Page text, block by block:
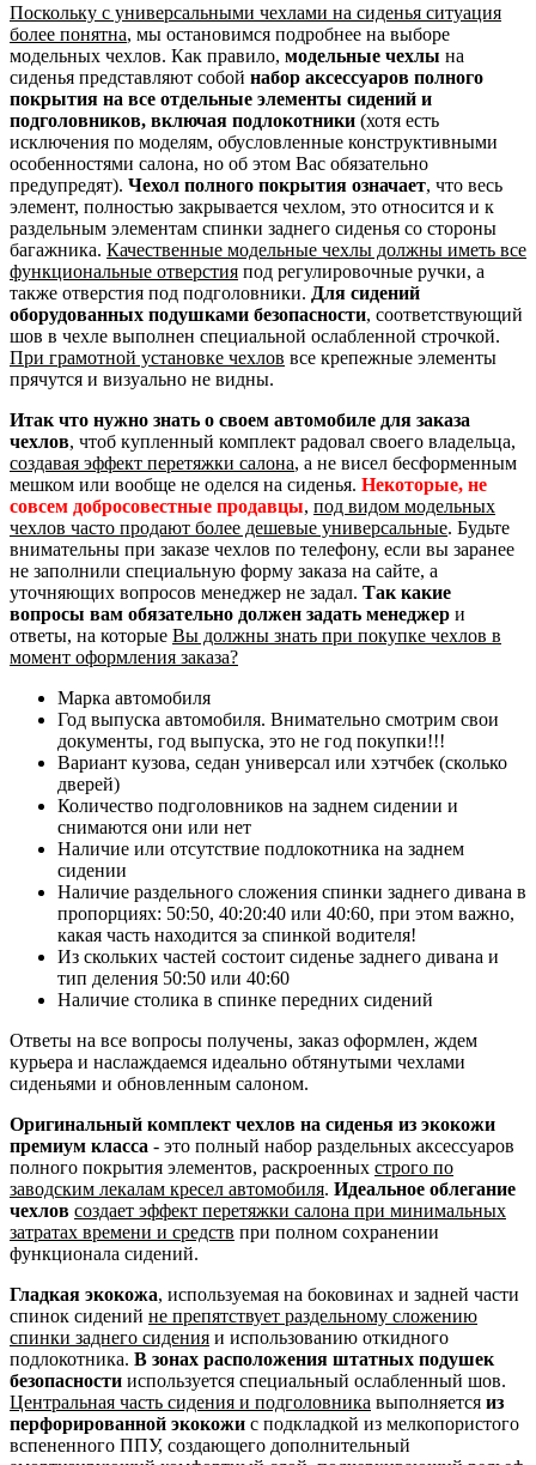
Поскольку с универсальными чехлами на сиденья ситуация
более понятна, мы остановимся подробнее на выборе
модельных чехлов. Как правило, модельные чехлы на
сиденья представляют собой набор аксессуаров полного
покрытия на все отдельные элементы сидений и
подголовников, включая подлокотники (хотя есть
исключения по моделям, обусловленные конструктивными
особенностями салона, но об этом Вас обязательно
предупредят). Чехол полного покрытия означает, что весь
элемент, полностью закрывается чехлом, это относится и к
раздельным элементам спинки заднего сиденья со стороны
багажника. Качественные модельные чехлы должны иметь все
функциональные отверстия под регулировочные ручки, а
также отверстия под подголовники. Для сидений
оборудованных подушками безопасности, соответствующий
шов в чехле выполнен специальной ослабленной строчкой.
При грамотной установке чехлов все крепежные элементы
прячутся и визуально не видны.
Итак что нужно знать о своем автомобиле для заказа
чехлов, чтоб купленный комплект радовал своего владельца,
создавая эффект перетяжки салона, а не висел бесформенным
мешком или вообще не оделся на сиденья. Некоторые, не
совсем добросовестные продавцы, под видом модельных
чехлов часто продают более дешевые универсальные. Будьте
внимательны при заказе чехлов по телефону, если вы заранее
не заполнили специальную форму заказа на сайте, а
уточняющих вопросов менеджер не задал. Так какие
вопросы вам обязательно должен задать менеджер и
ответы, на которые Вы должны знать при покупке чехлов в
момент оформления заказа?
Марка автомобиля
Год выпуска автомобиля. Внимательно смотрим свои
документы, год выпуска, это не год покупки!!!
Вариант кузова, седан универсал или хэтчбек (сколько
дверей)
Количество подголовников на заднем сидении и
снимаются они или нет
Наличие или отсутствие подлокотника на заднем
сидении
Наличие раздельного сложения спинки заднего дивана в
пропорциях: 50:50, 40:20:40 или 40:60, при этом важно,
какая часть находится за спинкой водителя!
Из скольких частей состоит сиденье заднего дивана и
тип деления 50:50 или 40:60
Наличие столика в спинке передних сидений
Ответы на все вопросы получены, заказ оформлен, ждем
курьера и наслаждаемся идеально обтянутыми чехлами
сиденьями и обновленным салоном.
Оригинальный комплект чехлов на сиденья из экокожи
премиум класса - это полный набор раздельных аксессуаров
полного покрытия элементов, раскроенных строго по
заводским лекалам кресел автомобиля. Идеальное облегание
чехлов создает эффект перетяжки салона при минимальных
затратах времени и средств при полном сохранении
функционала сидений.
Гладкая экокожа, используемая на боковинах и задней части
спинок сидений не препятствует раздельному сложению
спинки заднего сидения и использованию откидного
подлокотника. В зонах расположения штатных подушек
безопасности используется специальный ослабленный шов.
Центральная часть сидения и подголовника выполняется из
перфорированной экокожи с подкладкой из мелкопористого
вспененного ППУ, создающего дополнительный